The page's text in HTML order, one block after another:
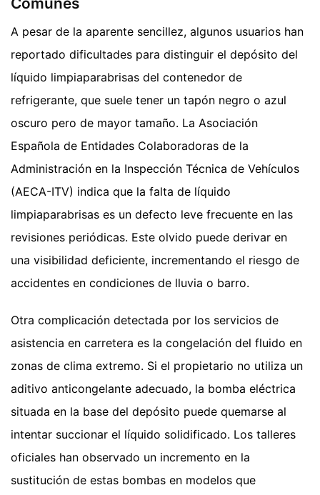
A pesar de la aparente sencillez, algunos usuarios han
reportado dificultades para distinguir el depósito del
líquido limpiaparabrisas del contenedor de
refrigerante, que suele tener un tapón negro o azul
oscuro pero de mayor tamaño. La Asociación
Española de Entidades Colaboradoras de la
Administración en la Inspección Técnica de Vehículos
(AECA-ITV) indica que la falta de líquido
limpiaparabrisas es un defecto leve frecuente en las
revisiones periódicas. Este olvido puede derivar en
una visibilidad deficiente, incrementando el riesgo de
accidentes en condiciones de lluvia o barro.
Otra complicación detectada por los servicios de
asistencia en carretera es la congelación del fluido en
zonas de clima extremo. Si el propietario no utiliza un
aditivo anticongelante adecuado, la bomba eléctrica
situada en la base del depósito puede quemarse al
intentar succionar el líquido solidificado. Los talleres
oficiales han observado un incremento en la
sustitución de estas bombas en modelos que